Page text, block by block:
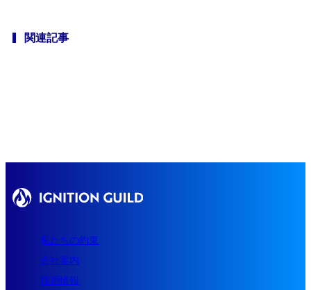
関連記事
私たちの約束
会社案内
採用情報